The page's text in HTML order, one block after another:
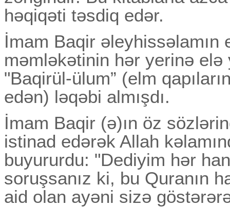
həqiqəti təsdiq edər.
İmam Baqir əleyhissəlamın
məmləkətinin hər yerinə elə
"Baqirül-ülum” (elm
edən) ləqəbi almışdı.
İmam Baqir (ə)ın öz
istinad edərək Allah
buyururdu: "Dediyim hər
soruşsanız ki, bu Quranın
aid olan ayəni sizə